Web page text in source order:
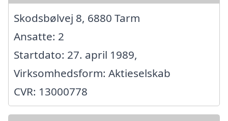
Skodsbølvej 8, 6880 Tarm
Ansatte: 2
Startdato: 27. april 1989,
Virksomhedsform: Aktieselskab
CVR: 13000778